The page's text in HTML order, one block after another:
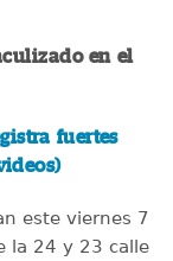
en el
fuertes
este viernes 7
la 24 y 23 calle